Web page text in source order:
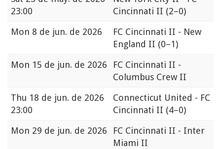
23:00
Cincinnati II (2–0)
Mon 8 de jun. de 2026
FC Cincinnati II - New
England II (0–1)
Mon 15 de jun. de 2026
FC Cincinnati II -
Columbus Crew II
Thu 18 de jun. de 2026
23:00
Connecticut United - FC
Cincinnati II (4–0)
Mon 29 de jun. de 2026
FC Cincinnati II - Inter
Miami II